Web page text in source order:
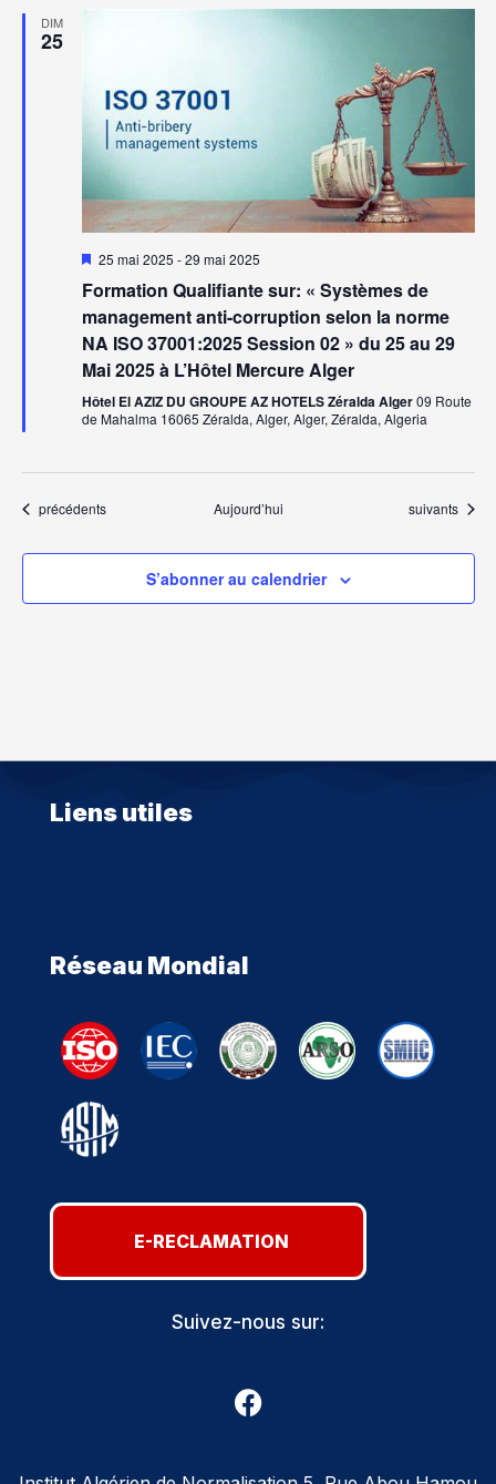
DIM
25
Mis
avant
25 mai 2025 -29 mai 2025
Formation Qualifiante sur: « Systèmes de
management anti-corruption selon la norme
NA ISO 37001:2025 Session 02 » du 25 au 29
Mai 2025 à L’Hôtel Mercure Alger
Hôtel El AZIZ DU GROUPE AZ HOTELS Zéralda Alger09 Route
de Mahalma 16065 Zéralda, Alger, Alger, Zéralda, Algeria
Évènements
précédents Aujourd’hui Évènements
suivants
S’abonner au calendrier
Liens utiles
Réseau Mondial
E-RECLAMATION
Suivez-nous sur: